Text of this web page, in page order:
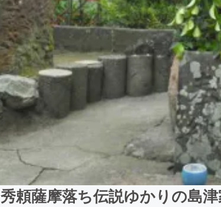
秀頼薩摩落ち伝説ゆかりの島